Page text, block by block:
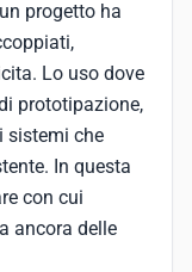
progetto ha
Lo uso dove
prototipazione,
sistemi che
In questa
con cui
ancora delle